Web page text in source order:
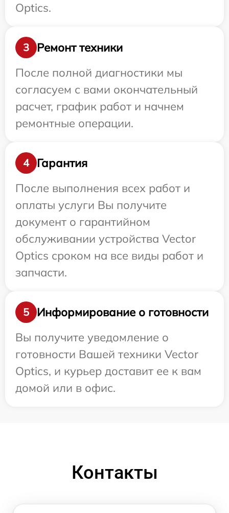
Optics.
3
Ремонт техники
После полной диагностики мы
согласуем с вами окончательный
расчет, график работ и начнем
ремонтные операции.
4
Гарантия
После выполнения всех работ и
оплаты услуги Вы получите
документ о гарантийном
обслуживании устройства Vector
Optics сроком на все виды работ и
запчасти.
5
Информирование о готовности
Вы получите уведомление о
готовности Вашей техники Vector
Optics, и курьер доставит ее к вам
домой или в офис.
Контакты